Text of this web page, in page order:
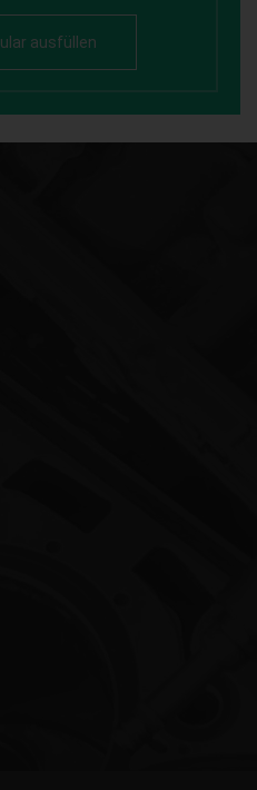
ausfüllen